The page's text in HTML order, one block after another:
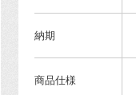
納期
商品仕様